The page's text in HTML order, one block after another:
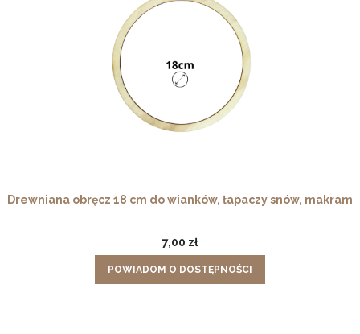
Drewniana obręcz 18 cm do wianków, łapaczy snów, makram
7,00 zł
POWIADOM O DOSTĘPNOŚCI